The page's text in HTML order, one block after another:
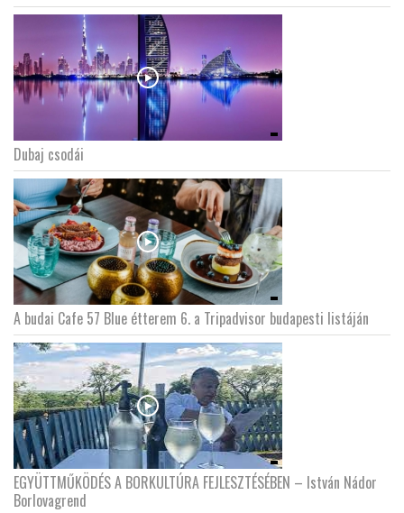
Dubaj csodái
A budai Cafe 57 Blue étterem 6. a Tripadvisor budapesti listáján
EGYÜTTMŰKÖDÉS A BORKULTÚRA FEJLESZTÉSÉBEN – István Nádor
Borlovagrend